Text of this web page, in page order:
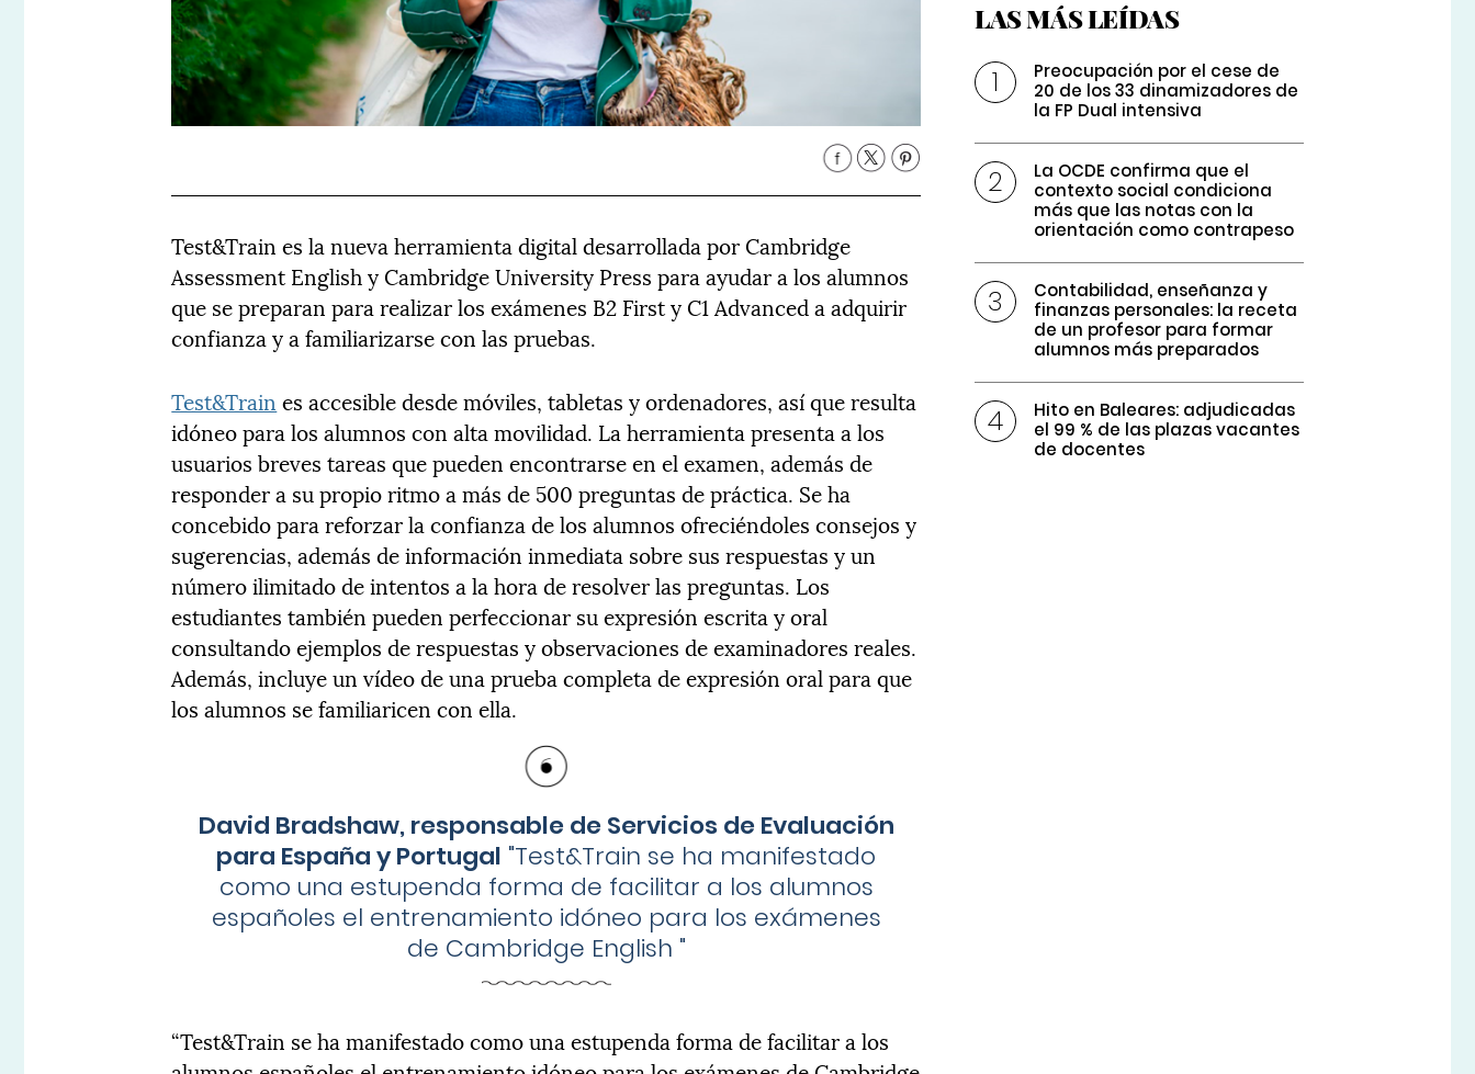
Test&Train es la nueva herramienta digital desarrollada por Cambridge
Assessment English y Cambridge University Press para ayudar a los alumnos
que se preparan para realizar los exámenes B2 First y C1 Advanced a adquirir
confianza y a familiarizarse con las pruebas.
Test&Train es accesible desde móviles, tabletas y ordenadores, así que resulta
idóneo para los alumnos con alta movilidad. La herramienta presenta a los
usuarios breves tareas que pueden encontrarse en el examen, además de
responder a su propio ritmo a más de 500 preguntas de práctica. Se ha
concebido para reforzar la confianza de los alumnos ofreciéndoles consejos y
sugerencias, además de información inmediata sobre sus respuestas y un
número ilimitado de intentos a la hora de resolver las preguntas. Los
estudiantes también pueden perfeccionar su expresión escrita y oral
consultando ejemplos de respuestas y observaciones de examinadores reales.
Además, incluye un vídeo de una prueba completa de expresión oral para que
los alumnos se familiaricen con ella.
David Bradshaw, responsable de Servicios de Evaluación
para España y Portugal "Test&Train se ha manifestado
como una estupenda forma de facilitar a los alumnos
españoles el entrenamiento idóneo para los exámenes
de Cambridge English "
“Test&Train se ha manifestado como una estupenda forma de facilitar a los
LAS MÁS LEÍDAS
Preocupación por el cese de
20 de los 33 dinamizadores de
la FP Dual intensiva
La OCDE confirma que el
contexto social condiciona
más que las notas con la
orientación como contrapeso
Contabilidad, enseñanza y
finanzas personales: la receta
de un profesor para formar
alumnos más preparados
Hito en Baleares: adjudicadas
el 99 % de las plazas vacantes
de docentes